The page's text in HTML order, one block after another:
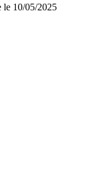
le 10/05/2025